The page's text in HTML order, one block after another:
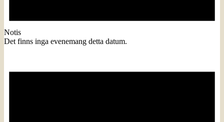
Notis
Det finns inga evenemang detta datum.